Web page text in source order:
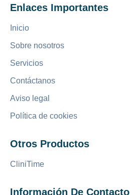
Enlaces Importantes
Inicio
Sobre nosotros
Servicios
Contáctanos
Aviso legal
Política de cookies
Otros Productos
CliniTime
Información De Contacto